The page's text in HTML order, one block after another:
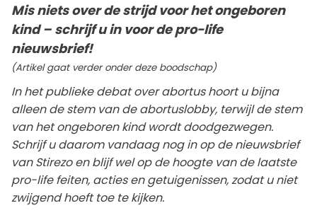
Mis niets over de strijd voor het ongeboren
kind – schrijf u in voor de pro-life
nieuwsbrief!
(Artikel gaat verder onder deze boodschap)
In het publieke debat over abortus hoort u bijna
alleen de stem van de abortuslobby, terwijl de stem
van het ongeboren kind wordt doodgezwegen.
Schrijf u daarom vandaag nog in op de nieuwsbrief
van Stirezo en blijf wel op de hoogte van de laatste
pro-life feiten, acties en getuigenissen, zodat u niet
zwijgend hoeft toe te kijken.